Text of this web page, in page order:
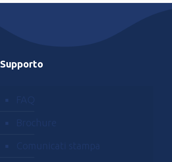
Supporto
FAQ
Brochure
Comunicati stampa